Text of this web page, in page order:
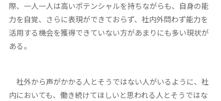
際、一人一人は高いポテンシャルを持ちながらも、自身の能
力を自覚、さらに表現ができておらず、社内外問わず能力を
活用する機会を獲得できていない方があまりにも多い現状が
ある。
社外から声がかかる人とそうではない人がいるように、社
内においても、働き続けてほしいと思われる人とそうではな